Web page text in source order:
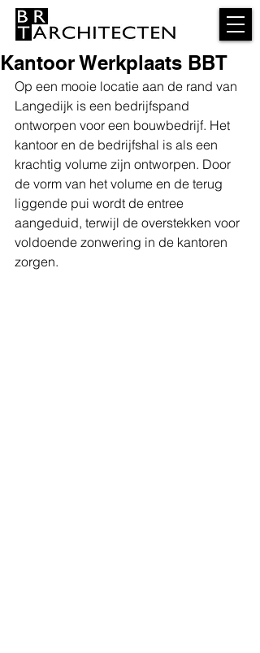
Kantoor Werkplaats BBT
Op een mooie locatie aan de rand van
Langedijk is een bedrijfspand
ontworpen voor een bouwbedrijf. Het
kantoor en de bedrijfshal is als een
krachtig volume zijn ontworpen. Door
de vorm van het volume en de terug
liggende pui wordt de entree
aangeduid, terwijl de overstekken voor
voldoende zonwering in de kantoren
zorgen.